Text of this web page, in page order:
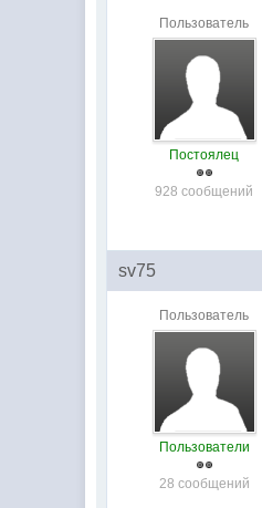
Пользователь
Постоялец
928 сообщений
sv75
Пользователь
Пользователи
28 сообщений